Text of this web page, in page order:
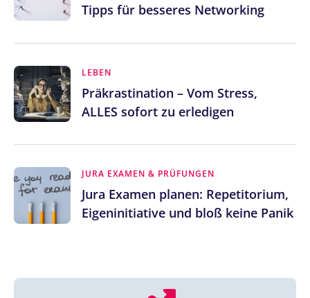
Tipps für besseres Networking
LEBEN
Präkrastination – Vom Stress,
ALLES sofort zu erledigen
JURA EXAMEN & PRÜFUNGEN
Jura Examen planen: Repetitorium,
Eigeninitiative und bloß keine Panik